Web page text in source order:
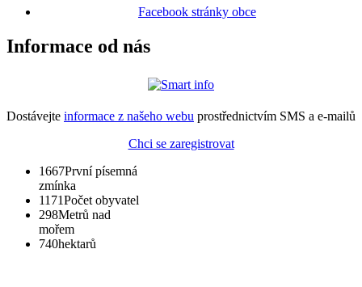
Facebook stránky obce
Informace od nás
Dostávejte informace z našeho webu prostřednictvím SMS a e-mailů
Chci se zaregistrovat
1667První písemná
zmínka
1171Počet obyvatel
298Metrů nad
mořem
740hektarů